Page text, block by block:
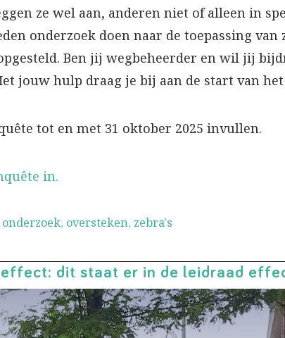
ze wel aan, anderen niet of alleen in
onderzoek doen naar de toepassing
Ben jij wegbeheerder en wil jij
jouw hulp draag je bij aan de start van
tot en met 31 oktober 2025 invullen.
in.
onderzoek, oversteken, zebra's
dit staat er in de leidraad